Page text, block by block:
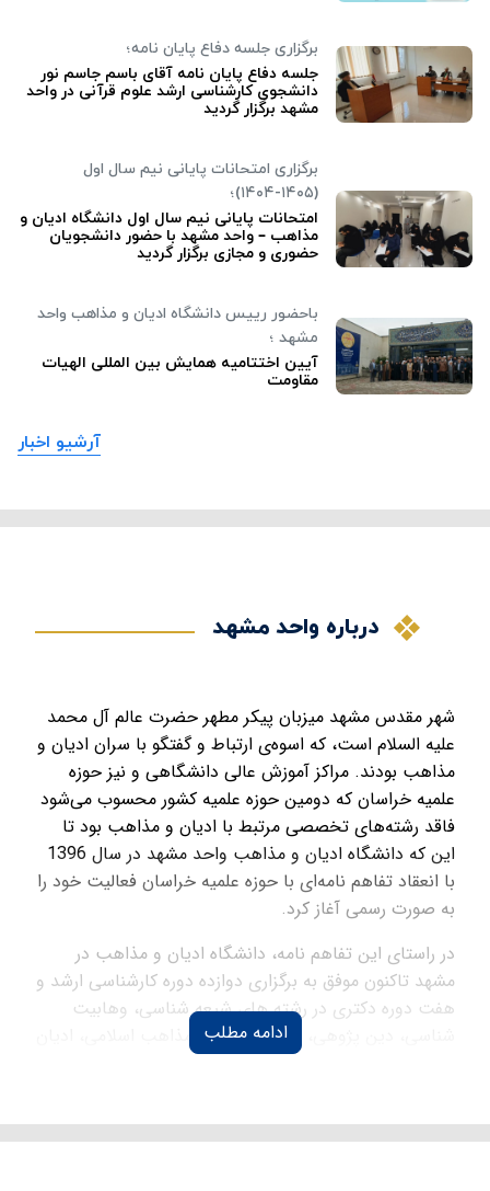
برگزاری جلسه دفاع پایان نامه؛
جلسه دفاع پایان نامه آقای باسم جاسم نور
دانشجوی کارشناسی ارشد علوم قرآنی در واحد
مشهد برگزار گردید
برگزاری امتحانات پایانی نیم سال اول
(۱۴۰۵-۱۴۰۴)؛
امتحانات پایانی نیم سال اول دانشگاه ادیان و
مذاهب – واحد مشهد با حضور دانشجویان
حضوری و مجازی برگزار گردید
باحضور رییس دانشگاه ادیان و مذاهب واحد
مشهد ؛
آیین اختتامیه همایش بین المللی الهیات
مقاومت
آرشیو اخبار
درباره واحد مشهد
شهر مقدس مشهد میزبان پیکر مطهر حضرت عالم آل محمد
علیه السلام است، که اسوه‌ی ارتباط و گفتگو با سران ادیان و
مذاهب بودند. مراکز آموزش عالی دانشگاهی و نیز حوزه
علمیه خراسان که دومین حوزه علمیه کشور محسوب می‌شود
فاقد رشته‌های تخصصی مرتبط با ادیان و مذاهب بود تا
این که دانشگاه ادیان و مذاهب واحد مشهد در سال 1396
با انعقاد تفاهم‌ نامه‌ای با حوزه علمیه خراسان فعالیت خود را
به صورت رسمی آغاز کرد.
در راستای این تفاهم نامه، دانشگاه ادیان و مذاهب در
مشهد تاکنون موفق به برگزاری دوازده دوره کارشناسی ارشد و
هفت دوره دکتری در رشته های شیعه شناسی، وهابیت
شناسی، دین پژوهی، مذاهب کلامی، مذاهب اسلامی، ادیان
ابراهیمی، فقه مقارن و حقوق جزای اسلامی، مطالعات زنان،
اجتماعی گردیده است که در حال حاضر بسیاری از
دانشجویان فارغ التحصیل و برخی در مرحله دفاع از پایان
ادامه مطلب